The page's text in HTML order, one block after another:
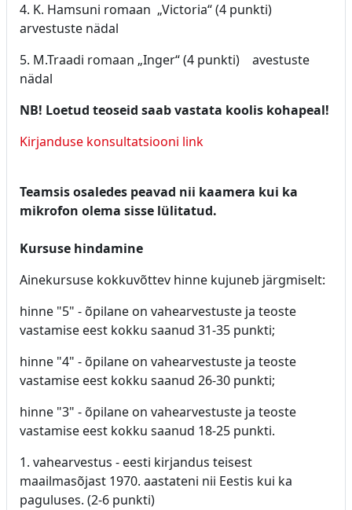
4. K. Hamsuni romaan „Victoria“ (4 punkti)
arvestuste nädal
5. M.Traadi romaan „Inger“ (4 punkti) avestuste
nädal
NB! Loetud teoseid saab vastata koolis kohapeal!
Kirjanduse konsultatsiooni link
Teamsis osaledes peavad nii kaamera kui ka
mikrofon olema sisse lülitatud.
Kursuse hindamine
Ainekursuse kokkuvõttev hinne kujuneb järgmiselt:
hinne "5" - õpilane on vahearvestuste ja teoste
vastamise eest kokku saanud 31-35 punkti;
hinne "4" - õpilane on vahearvestuste ja teoste
vastamise eest kokku saanud 26-30 punkti;
hinne "3" - õpilane on vahearvestuste ja teoste
vastamise eest kokku saanud 18-25 punkti.
1. vahearvestus - eesti kirjandus teisest
maailmasõjast 1970. aastateni nii Eestis kui ka
paguluses. (2-6 punkti)